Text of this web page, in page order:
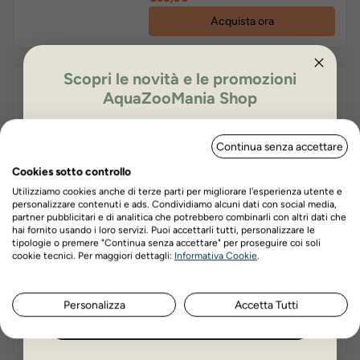
Acquista ora
Record Tiragraffi Giardino per
gatti
Record Tiragraffi Geranio per
gatti
Prezzo
€58,90
Scopri le novità e le promozioni
AquaZooMania Shop
ISCRIVITI PER OTTENERE IL 5%
DI SCONTO
Nome Cognome
Continua senza accettare
Cookies sotto controllo
Utilizziamo cookies anche di terze parti per migliorare l'esperienza utente e
personalizzare contenuti e ads. Condividiamo alcuni dati con social media,
partner pubblicitari e di analitica che potrebbero combinarli con altri dati che
hai fornito usando i loro servizi. Puoi accettarli tutti, personalizzare le
tipologie o premere "Continua senza accettare" per proseguire coi soli
cookie tecnici. Per maggiori dettagli: Informativa Cookie.
Personalizza Accetta Tutti